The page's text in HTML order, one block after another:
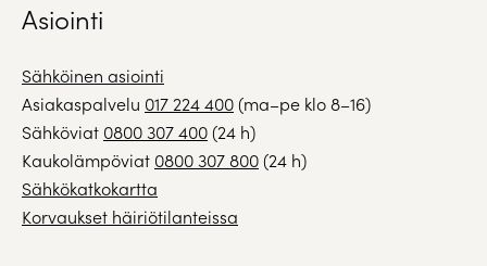
Asiointi
Sähköinen asiointi
Asiakaspalvelu 017 224 400(ma–pe klo 8–16)
Sähköviat 0800 307 400(24 h)
Kaukolämpöviat 0800 307 800(24 h)
Sähkökatkokartta
Korvaukset häiriötilanteissa